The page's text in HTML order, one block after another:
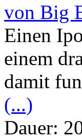
von Big
Einen
einem
damit
(...)
Dauer: